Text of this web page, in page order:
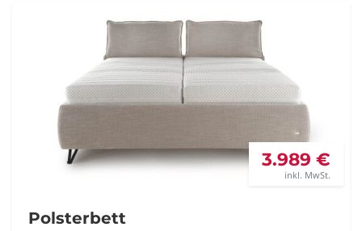
3.989 €
inkl. MwSt.
Polsterbett